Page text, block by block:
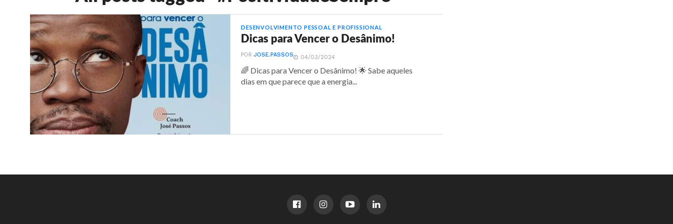
DESENVOLVIMENTO PESSOAL E PROFISSIONAL
Dicas para Vencer o Desânimo!
PORJOSE.PASSOS 04/03/2024
🌈 Dicas para Vencer o Desânimo! 🌟 Sabe aqueles
dias em que parece que a energia...